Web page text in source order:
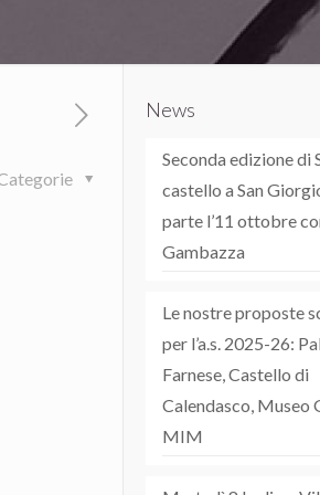
News
Seconda edizione di
castello a San
parte l’11 ottobre
Gambazza
Le nostre proposte
per l’a.s. 2025-26:
Farnese, Castello di
Calendasco, Museo
MIM